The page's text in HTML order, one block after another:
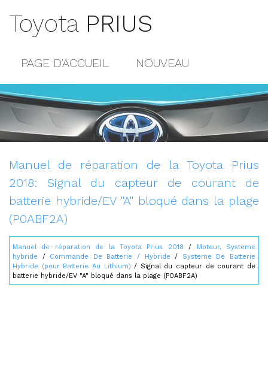
Toyota PRIUS
PAGE D'ACCUEIL NOUVEAU
POPULAIRE
CONTACTS
Manuel de réparation de la Toyota Prius
2018: Signal du capteur de courant de
batterie hybride/EV "A" bloqué dans la plage
(P0ABF2A)
Manuel de réparation de la Toyota Prius 2018 /
Moteur, Systeme
hybride / Commande De Batterie / Hybride / Systeme De Batterie
Hybride (pour Batterie Au Lithium) / Signal du capteur de courant de
batterie hybride/EV "A" bloqué dans la plage (P0ABF2A)